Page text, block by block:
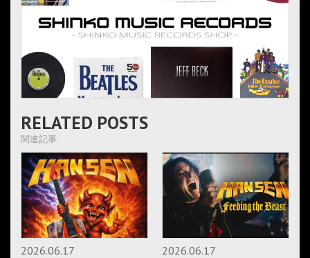
RELATED POSTS
関連記事
2026.06.17 2026.06.17